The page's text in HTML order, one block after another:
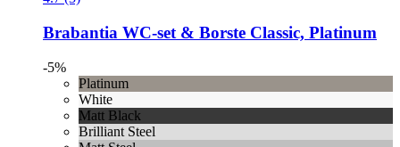
Brabantia WC-​set & Borste Classic, Platinum
-5%
Platinum
White
Matt Black
Brilliant Steel